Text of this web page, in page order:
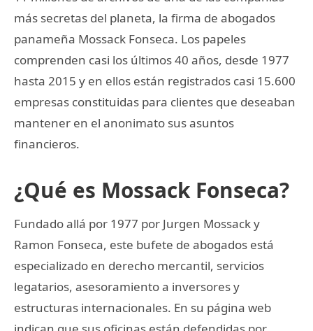
más secretas del planeta, la firma de abogados
panameña Mossack Fonseca. Los papeles
comprenden casi los últimos 40 años, desde 1977
hasta 2015 y en ellos están registrados casi 15.600
empresas constituidas para clientes que deseaban
mantener en el anonimato sus asuntos
financieros.
¿Qué es Mossack Fonseca?
Fundado allá por 1977 por Jurgen Mossack y
Ramon Fonseca, este bufete de abogados está
especializado en derecho mercantil, servicios
legatarios, asesoramiento a inversores y
estructuras internacionales. En su página web